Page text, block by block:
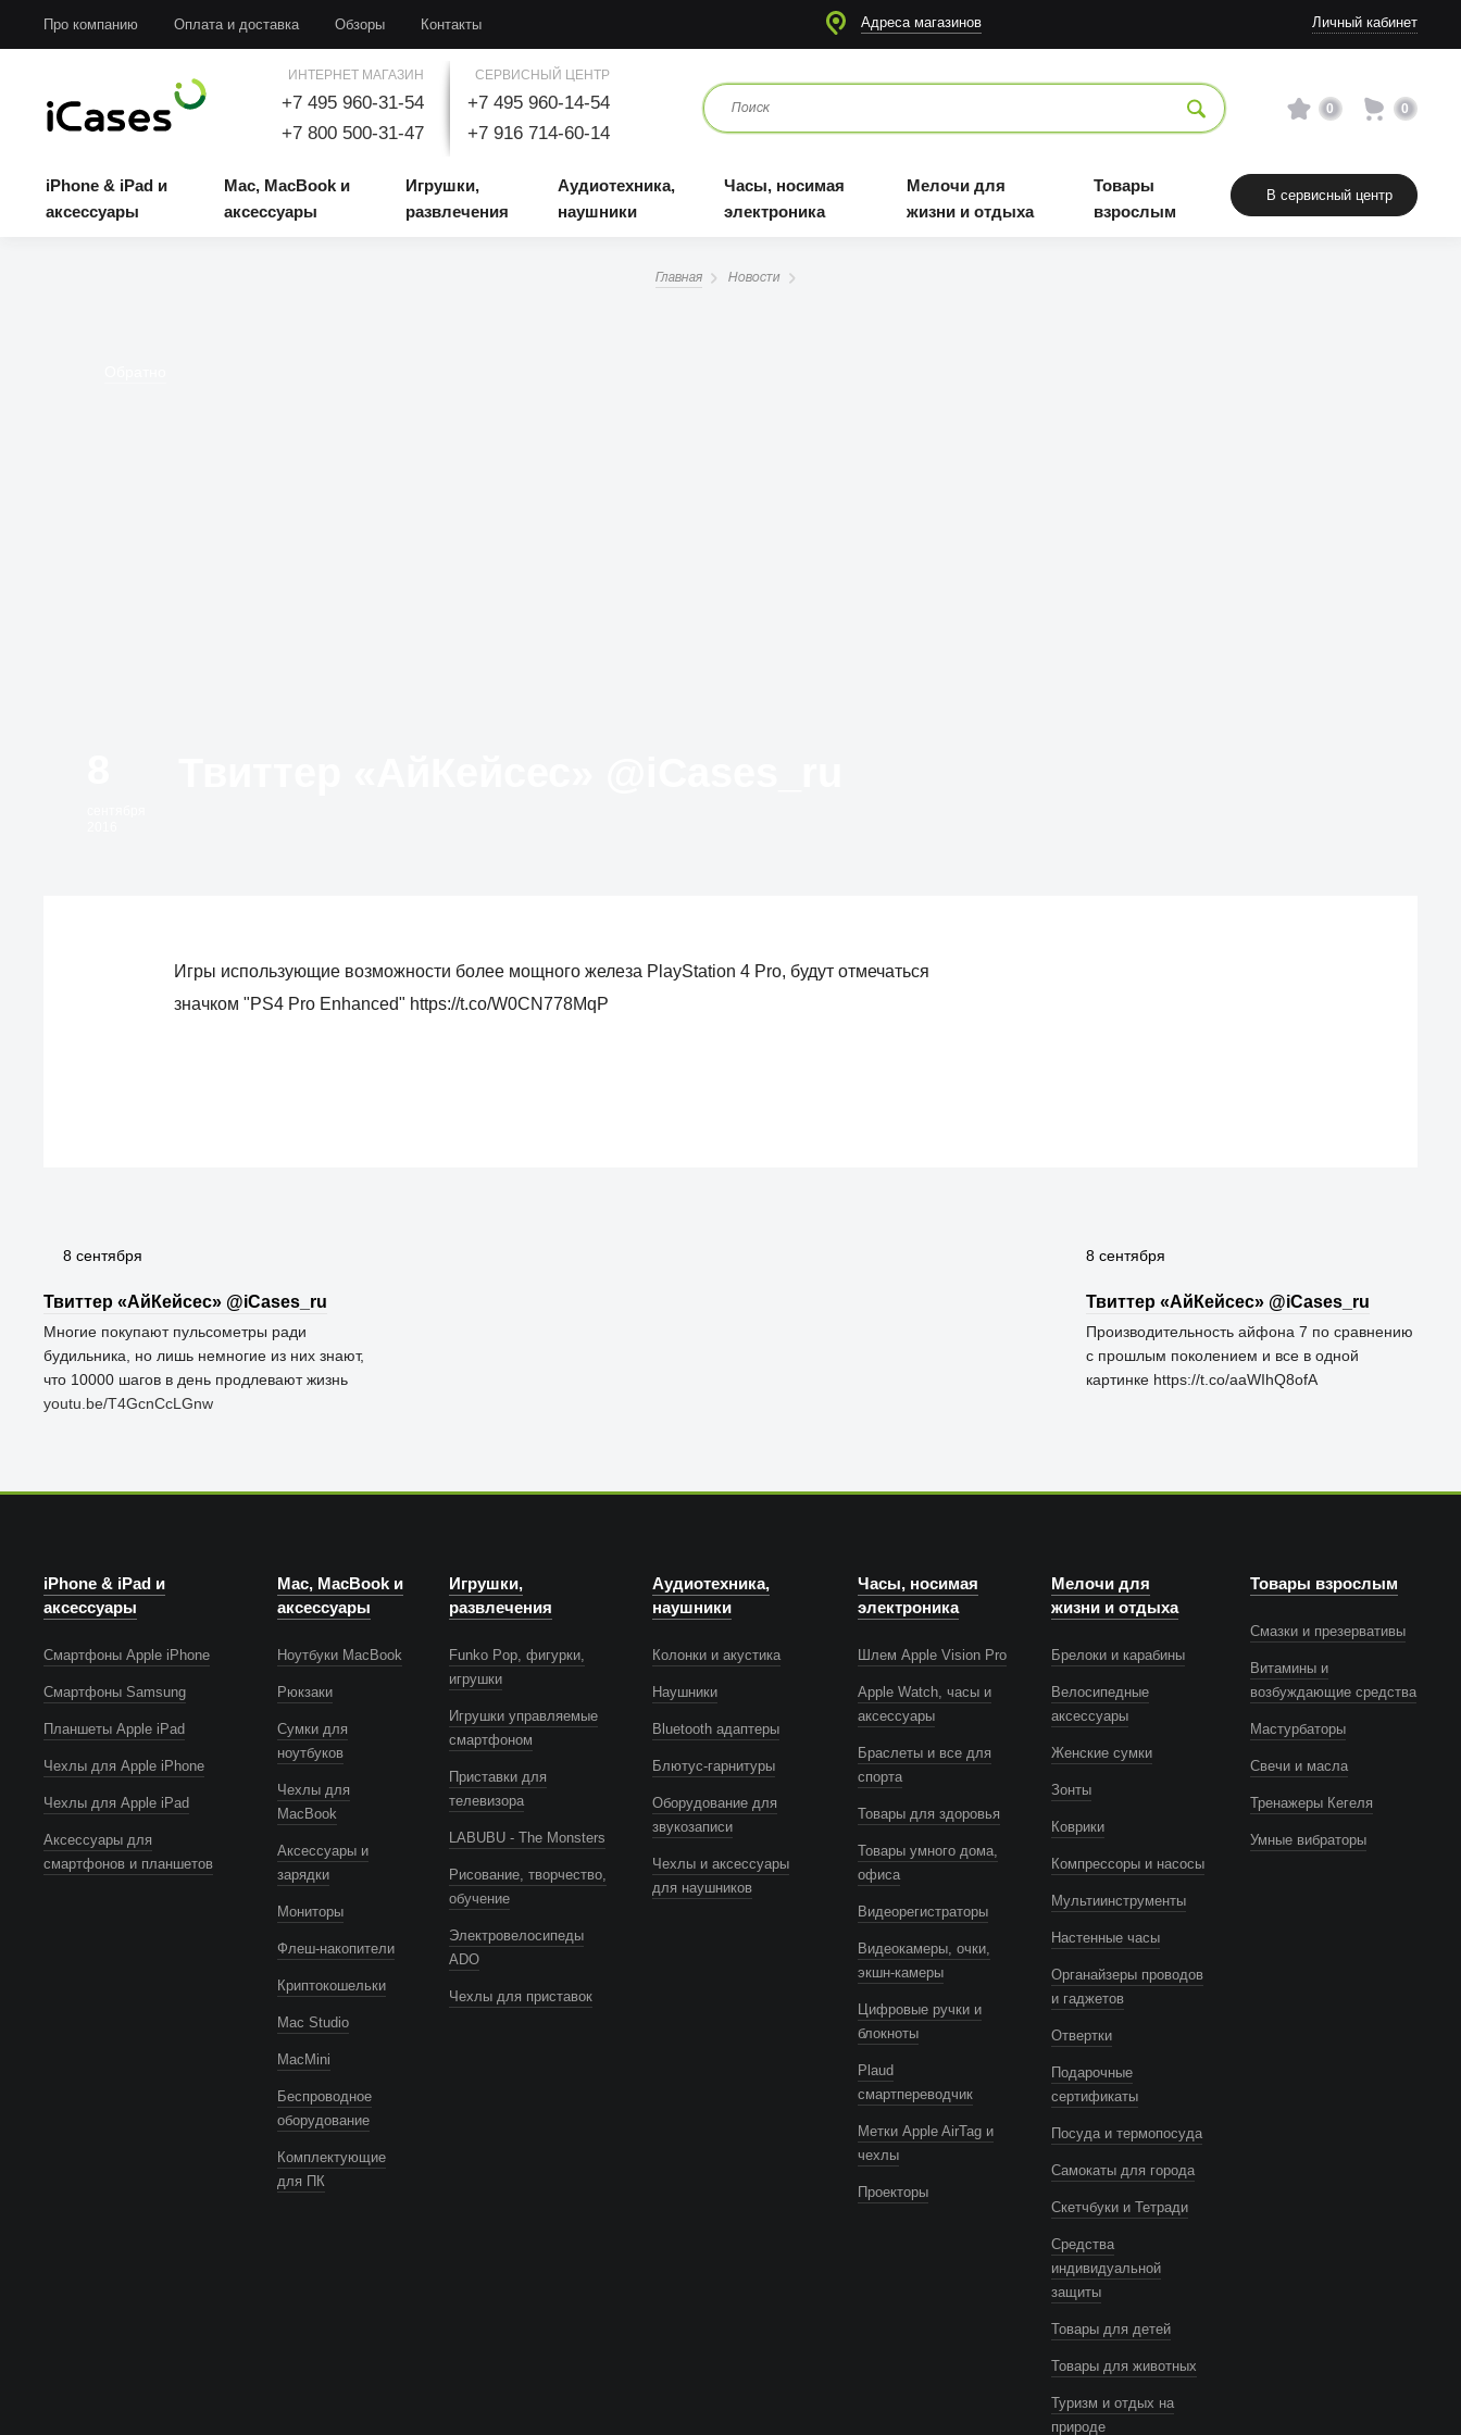
Про компанию Оплата и доставка Обзоры Контакты Адреса магазинов Личный кабинет
ИНТЕРНЕТ МАГАЗИН
+7 495 960-31-54
+7 800 500-31-47
СЕРВИСНЫЙ ЦЕНТР
+7 495 960-14-54
+7 916 714-60-14
0 0
iPhone & iPad и
аксессуары
Mac, MacBook и
аксессуары
Игрушки,
развлечения
Аудиотехника,
наушники
Часы, носимая
электроника
Мелочи для
жизни и отдыха
Товары
взрослым
В сервисный центр
Главная Новости
Игры использующие возможности более мощного железа PlayStation 4 Pro, будут отмечаться
значком "PS4 Pro Enhanced" https://t.co/W0CN778MqP
8 сентября
Твиттер «АйКейсес» ‏@iCases_ru
Производительность айфона 7 по сравнению
с прошлым поколением и все в одной
картинке https://t.co/aaWIhQ8ofA
8 сентября
Твиттер «АйКейсес» ‏@iCases_ru
Многие покупают пульсометры ради
будильника, но лишь немногие из них знают,
что 10000 шагов в день продлевают жизнь
youtu.be/T4GcnCcLGnw
iPhone & iPad и
аксессуары
Смартфоны Apple iPhone
Смартфоны Samsung
Планшеты Apple iPad
Чехлы для Apple iPhone
Чехлы для Apple iPad
Аксессуары для
смартфонов и планшетов
Mac, MacBook и
аксессуары
Ноутбуки MacBook
Рюкзаки
Сумки для
ноутбуков
Чехлы для
MacBook
Аксессуары и
зарядки
Мониторы
Флеш-накопители
Криптокошельки
Mac Studio
MacMini
Беспроводное
оборудование
Комплектующие
для ПК
Игрушки,
развлечения
Funko Pop, фигурки,
игрушки
Игрушки управляемые
смартфоном
Приставки для
телевизора
LABUBU - The Monsters
Рисование, творчество,
обучение
Электровелосипеды
ADO
Чехлы для приставок
Аудиотехника,
наушники
Колонки и акустика
Наушники
Bluetooth адаптеры
Блютус-гарнитуры
Оборудование для
звукозаписи
Чехлы и аксессуары
для наушников
Часы, носимая
электроника
Шлем Apple Vision Pro
Apple Watch, часы и
аксессуары
Браслеты и все для
спорта
Товары для здоровья
Товары умного дома,
офиса
Видеорегистраторы
Видеокамеры, очки,
экшн-камеры
Цифровые ручки и
блокноты
Plaud
смартпереводчик
Метки Apple AirTag и
чехлы
Проекторы
Мелочи для
жизни и отдыха
Брелоки и карабины
Велосипедные
аксессуары
Женские сумки
Зонты
Коврики
Компрессоры и насосы
Мультиинструменты
Настенные часы
Органайзеры проводов
и гаджетов
Отвертки
Подарочные
сертификаты
Посуда и термопосуда
Самокаты для города
Скетчбуки и Тетради
Средства
индивидуальной
защиты
Товары для детей
Товары для животных
Туризм и отдых на
природе
Товары взрослым
Смазки и презервативы
Витамины и
возбуждающие средства
Мастурбаторы
Свечи и масла
Тренажеры Кегеля
Умные вибраторы